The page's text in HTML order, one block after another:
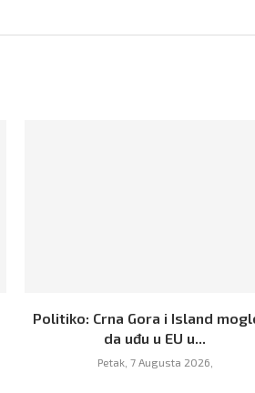
Politiko: Crna Gora i Island
da uđu u EU u...
Petak, 7 Augusta 2026,